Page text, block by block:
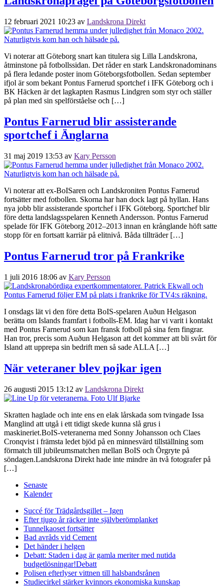
12 februari 2021 10:23 av Landskrona Direkt
Vi noterar att Göteborg snart kan titulera sig Lilla Landskrona,
åtminstone på fotbollssidan. Det råder en stark Landskronadominans
på flera ledande poster inom Göteborgsfotbollen. Sedan september
ifjol är som bekant Pontus Farnerud sportchef i IFK Göteborg och i
BK Häcken är det lagkapten Rasmus Lindgren som styr och ställer
på plan med sin spelförståelse och […]
Pontus Farnerud blir assisterande
sportchef i Änglarna
31 maj 2019 13:53 av Kary Persson
Vi noterar att ex-BoISaren och Landskroniten Pontus Farnerud
fortsätter med fotbollen. Skorna har han dock lagt på hyllan. Hans
nya jobb blir assisterande sportchef i IFK Göteborg. Sportchef blir
före detta landslagsspelaren Kenneth Andersson. Pontus Farnerud
spelade för IFK Göteborg 2012–2013 innan en krånglande höft satte
stopp för en fortsatt karriär på elitnivå. Båda tillträder […]
Pontus Farnerud tror på Frankrike
1 juli 2016 18:06 av Kary Persson
I onsdags lät vi den före detta BoIS-spelaren Auðun Helgason
berätta om Islands framfart i fotbolls-EM. Idag har vi varit i kontakt
med Pontus Farnerud som kan fransk fotboll på sina fem fingrar.
Han tror, precis som Auðun Helgason att det kommer att bli svårt för
Island att upprepa sin bedrift men så sade ALLA […]
När veteraner blev pojkar igen
26 augusti 2015 13:12 av Landskrona Direkt
Skratten haglade och inte ens en elak lårskada som tvingade Issa
Manglind att utgå i ett tidigt skede kunna slå grus i
maskineriet.BoIS-veteranerna med Sonny Johansson och Claes
Cronqvist i främsta ledet bjöd på en minnesvärd tillställning som
förmatch till jubileumsmatchen mellan BoIS och Örgryte på
söndagen.Landskrona Direkt hade inte mindre än två fotografer på
[…]
Senaste
Kalender
Succé för Trädgårdsgillet – Igen
Efter tjugo år räcker inte självberömplanket
Tunnelkaoset fortsätter
Bad avråds vid Cement
Det händer i helgen
Debatt: Staden i dag är gamla meriter med nutida
budgetlösningar!Debatt
Polisen efterlyser vittnen till halsbandsrånen
Studiecirkel stärker kvinnors ekonomiska kunskap